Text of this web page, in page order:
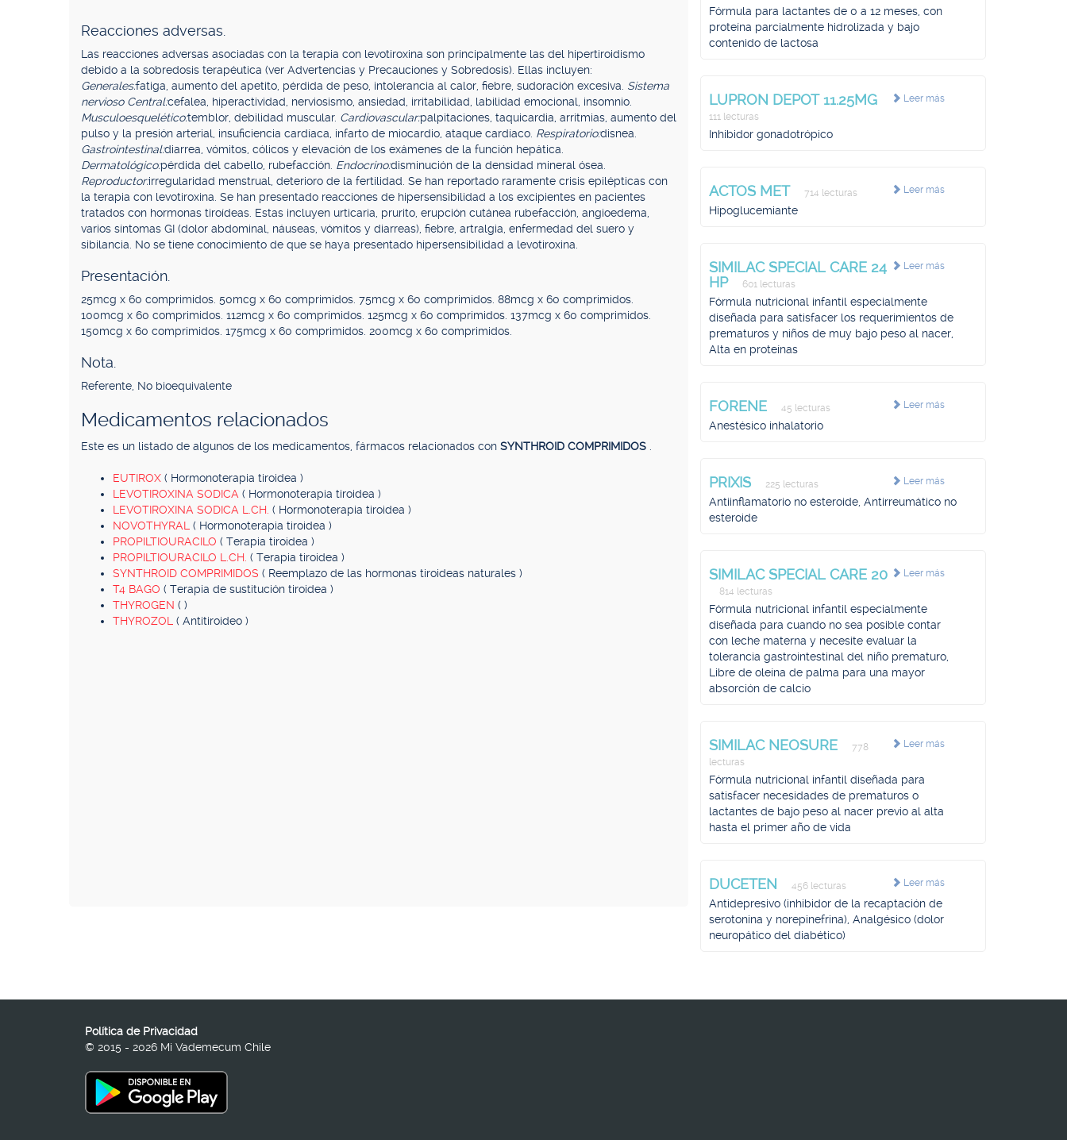
Reacciones adversas.
Las reacciones adversas asociadas con la terapia con levotiroxina son principalmente las del hipertiroidismo
debido a la sobredosis terapéutica (ver Advertencias y Precauciones y Sobredosis). Ellas incluyen:
Generales:fatiga, aumento del apetito, pérdida de peso, intolerancia al calor, fiebre, sudoración excesiva. Sistema
nervioso Central:cefalea, hiperactividad, nerviosismo, ansiedad, irritabilidad, labilidad emocional, insomnio.
Musculoesquelético:temblor, debilidad muscular. Cardiovascular:palpitaciones, taquicardia, arritmias, aumento del
pulso y la presión arterial, insuficiencia cardíaca, infarto de miocardio, ataque cardíaco. Respiratorio:disnea.
Gastrointestinal:diarrea, vómitos, cólicos y elevación de los exámenes de la función hepática.
Dermatológico:pérdida del cabello, rubefacción. Endocrino:disminución de la densidad mineral ósea.
Reproductor:irregularidad menstrual, deterioro de la fertilidad. Se han reportado raramente crisis epilépticas con
la terapia con levotiroxina. Se han presentado reacciones de hipersensibilidad a los excipientes en pacientes
tratados con hormonas tiroídeas. Estas incluyen urticaria, prurito, erupción cutánea rubefacción, angioedema,
varios síntomas GI (dolor abdominal, náuseas, vómitos y diarreas), fiebre, artralgia, enfermedad del suero y
sibilancia. No se tiene conocimiento de que se haya presentado hipersensibilidad a levotiroxina.
Presentación.
25mcg x 60 comprimidos. 50mcg x 60 comprimidos. 75mcg x 60 comprimidos. 88mcg x 60 comprimidos.
100mcg x 60 comprimidos. 112mcg x 60 comprimidos. 125mcg x 60 comprimidos. 137mcg x 60 comprimidos.
150mcg x 60 comprimidos. 175mcg x 60 comprimidos. 200mcg x 60 comprimidos.
Nota.
Referente, No bioequivalente
Medicamentos relacionados
Este es un listado de algunos de los medicamentos, fármacos relacionados con SYNTHROID COMPRIMIDOS
EUTIROX ( Hormonoterapia tiroidea )
LEVOTIROXINA SODICA ( Hormonoterapia tiroidea )
LEVOTIROXINA SODICA L.CH. ( Hormonoterapia tiroidea )
NOVOTHYRAL ( Hormonoterapia tiroidea )
PROPILTIOURACILO ( Terapia tiroidea )
PROPILTIOURACILO L.CH. ( Terapia tiroidea )
SYNTHROID COMPRIMIDOS ( Reemplazo de las hormonas tiroideas naturales )
T4 BAGO ( Terapia de sustitución tiroidea )
THYROGEN ( )
THYROZOL ( Antitiroideo )
Fórmula para lactantes de 0 a 12 meses, con
proteína parcialmente hidrolizada y bajo
contenido de lactosa
Leer más
LUPRON DEPOT 11.25MG
111 lecturas
Inhibidor gonadotrópico
Leer más
ACTOS MET 714 lecturas
Hipoglucemiante
Leer más
SIMILAC SPECIAL CARE 24
HP
601 lecturas
Fórmula nutricional infantil especialmente
diseñada para satisfacer los requerimientos de
prematuros y niños de muy bajo peso al nacer,
Alta en proteínas
Leer más
FORENE 45 lecturas
Anestésico inhalatorio
Leer más
PRIXIS 225 lecturas
Antiinflamatorio no esteroide, Antirreumático no
esteroide
Leer más
SIMILAC SPECIAL CARE 20
814 lecturas
Fórmula nutricional infantil especialmente
diseñada para cuando no sea posible contar
con leche materna y necesite evaluar la
tolerancia gastrointestinal del niño prematuro,
Libre de oleína de palma para una mayor
absorción de calcio
Leer más
SIMILAC NEOSURE
778
lecturas
Fórmula nutricional infantil diseñada para
satisfacer necesidades de prematuros o
lactantes de bajo peso al nacer previo al alta
hasta el primer año de vida
Leer más
DUCETEN 456 lecturas
Antidepresivo (inhibidor de la recaptación de
serotonina y norepinefrina), Analgésico (dolor
neuropático del diabético)
Política de Privacidad
© 2015 - 2026 Mi Vademecum Chile